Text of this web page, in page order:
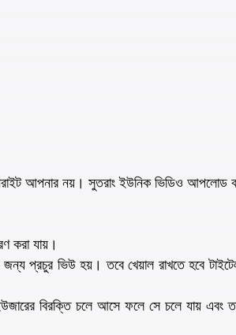
আপনার নয়। সুতরাং ইউনিক ভিডিও আপলোড
করা যায়।
প্রচুর ভিউ হয়। তবে খেয়াল রাখতে হবে টাইটেল
বিরক্তি চলে আসে ফলে সে চলে যায় এবং